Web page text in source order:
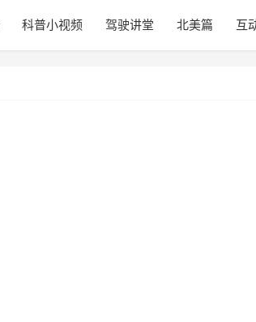
科普小视频 驾驶讲堂 北美篇 互